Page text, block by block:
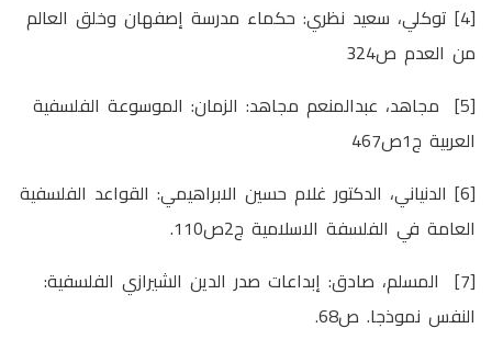
[4] توكلي، سعيد نظري: حكماء مدرسة إصفهان وخلق العالم
من العدم ص324
[5] مجاهد، عبدالمنعم مجاهد: الزمان: الموسوعة الفلسفية
العربية ج1ص467
[6] الدنياني، الدكتور غلام حسين الابراهيمي: القواعد الفلسفية
العامة في الفلسفة الاسلامية ج2ص110.
[7] المسلم، صادق: إبداعات صدر الدين الشيرازي الفلسفية:
النفس نموذجا. ص68.